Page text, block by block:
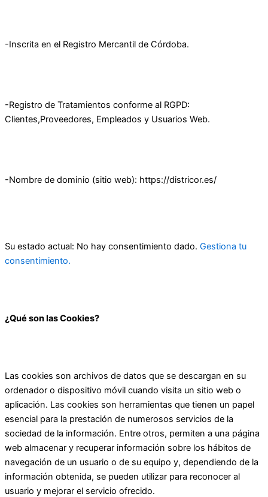
-Inscrita en el Registro Mercantil de Córdoba.
-Registro de Tratamientos conforme al RGPD:
Clientes,Proveedores, Empleados y Usuarios Web.
-Nombre de dominio (sitio web): https://districor.es/
Su estado actual: No hay consentimiento dado. Gestiona tu
consentimiento.
¿Qué son las Cookies?
Las cookies son archivos de datos que se descargan en su
ordenador o dispositivo móvil cuando visita un sitio web o
aplicación. Las cookies son herramientas que tienen un papel
esencial para la prestación de numerosos servicios de la
sociedad de la información. Entre otros, permiten a una página
web almacenar y recuperar información sobre los hábitos de
navegación de un usuario o de su equipo y, dependiendo de la
información obtenida, se pueden utilizar para reconocer al
usuario y mejorar el servicio ofrecido.